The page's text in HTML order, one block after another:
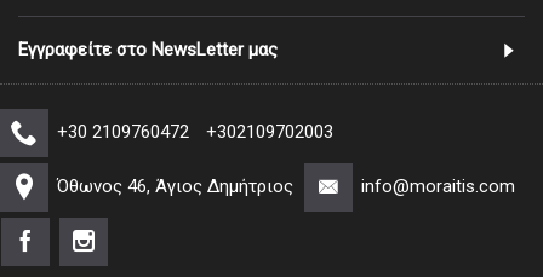
Εγγραφείτε στο NewsLetter μας
+30 2109760472 +302109702003
Όθωνος 46, Άγιος Δημήτριος info@moraitis.com